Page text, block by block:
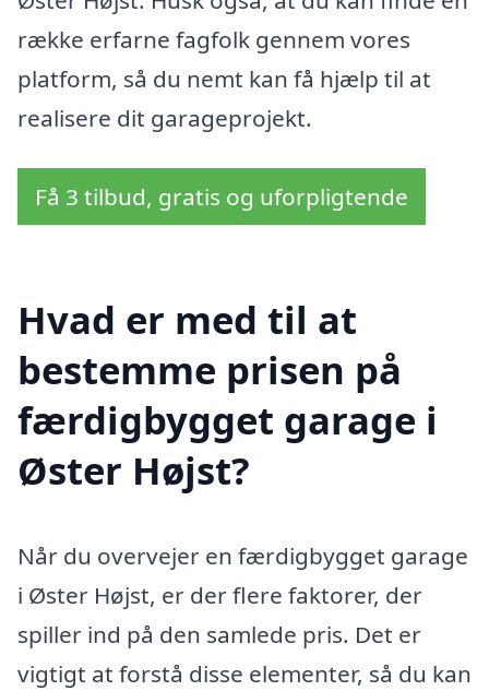
række erfarne fagfolk gennem vores
platform, så du nemt kan få hjælp til at
realisere dit garageprojekt.
Få 3 tilbud, gratis og uforpligtende
Hvad er med til at
bestemme prisen på
færdigbygget garage i
Øster Højst?
Når du overvejer en færdigbygget garage
i Øster Højst, er der flere faktorer, der
spiller ind på den samlede pris. Det er
vigtigt at forstå disse elementer, så du kan